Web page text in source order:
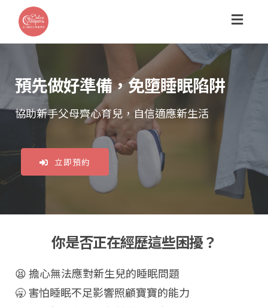
預先做好準備，免墮睡眠陷阱
協助新手父母齊心育兒，自信適應新生活
立即預約
你是否正在經歷這些困擾？
😫 擔心無法應對新生兒的睡眠問題
🥱 害怕睡眠不足影響照顧寶寶的能力